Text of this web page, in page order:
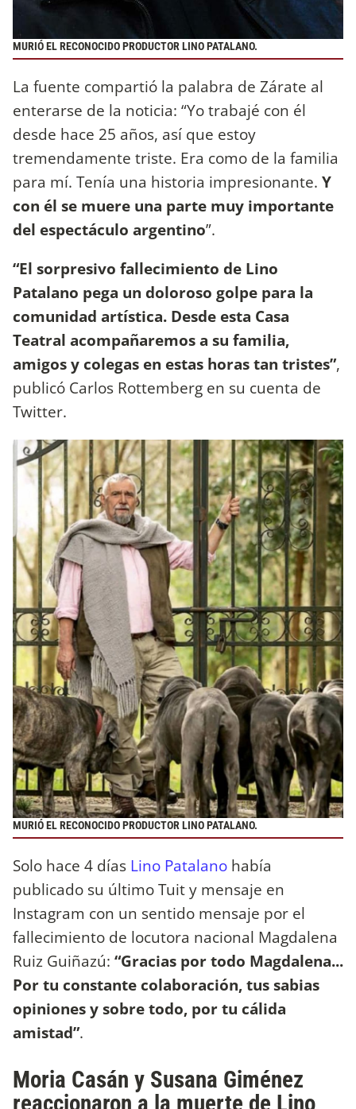
MURIÓ EL RECONOCIDO PRODUCTOR LINO PATALANO.
La fuente compartió la palabra de Zárate al
enterarse de la noticia: “Yo trabajé con él
desde hace 25 años, así que estoy
tremendamente triste. Era como de la familia
para mí. Tenía una historia impresionante. Y
con él se muere una parte muy importante
del espectáculo argentino”.
“El sorpresivo fallecimiento de Lino
Patalano pega un doloroso golpe para la
comunidad artística. Desde esta Casa
Teatral acompañaremos a su familia,
amigos y colegas en estas horas tan tristes”,
publicó Carlos Rottemberg en su cuenta de
Twitter.
MURIÓ EL RECONOCIDO PRODUCTOR LINO PATALANO.
Solo hace 4 días Lino Patalano había
publicado su último Tuit y mensaje en
Instagram con un sentido mensaje por el
fallecimiento de locutora nacional Magdalena
Ruiz Guiñazú: “Gracias por todo Magdalena...
Por tu constante colaboración, tus sabias
opiniones y sobre todo, por tu cálida
amistad”.
Moria Casán y Susana Giménez
reaccionaron a la muerte de Lino